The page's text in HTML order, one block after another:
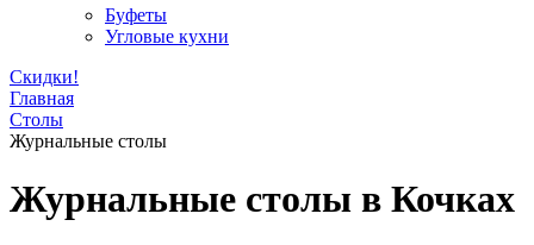
Буфеты
Угловые кухни
Скидки!
Главная
Столы
Журнальные столы
Журнальные столы в Кочках